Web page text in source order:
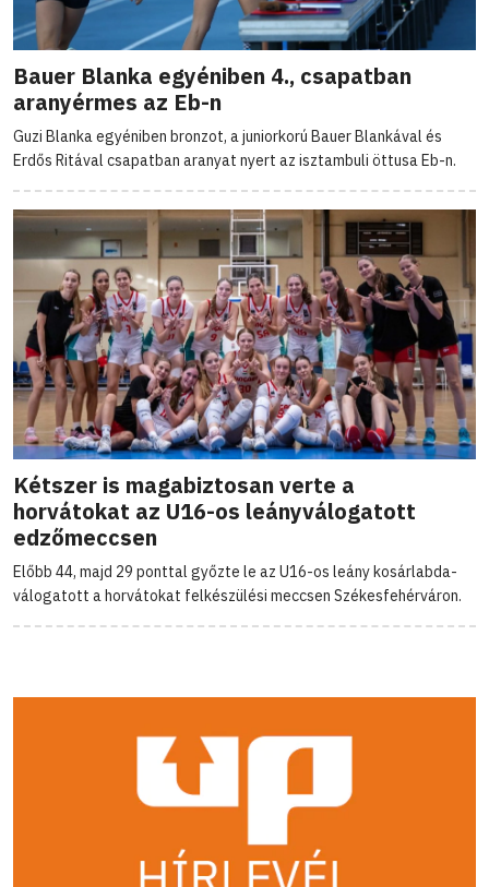
Bauer Blanka egyéniben 4., csapatban
aranyérmes az Eb-n
Guzi Blanka egyéniben bronzot, a juniorkorú Bauer Blankával és
Erdős Ritával csapatban aranyat nyert az isztambuli öttusa Eb-n.
Kétszer is magabiztosan verte a
horvátokat az U16-os leányválogatott
edzőmeccsen
Előbb 44, majd 29 ponttal győzte le az U16-os leány kosárlabda-
válogatott a horvátokat felkészülési meccsen Székesfehérváron.